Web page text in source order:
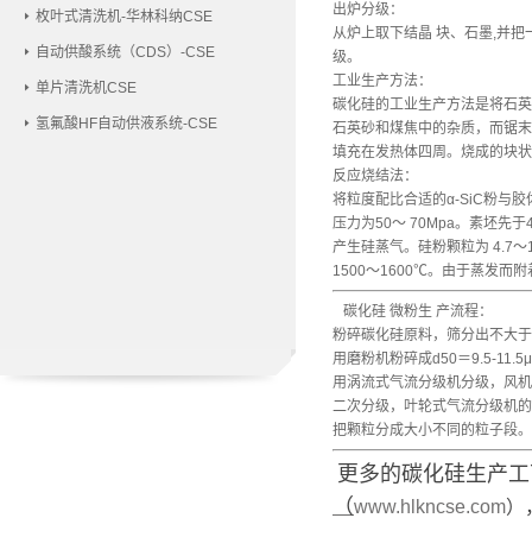
枚叶式清洗机-华林科纳CSE
自动供酸系统（CDS）-CSE
单片清洗机CSE
氢氟酸HF自动供液系统-CSE
出炉分级：
从炉上取下结晶 块、石墨,并
级。
工业生产方法：
碳化硅的工业生产方法是将石
石英砂和煤焦中的杂质，而锯
填充在发热体四周。烧成的块
反应烧结法：
将粒度配比合适的α-SiC粉与
压力为50～ 70Mpa。素坯先
产生硅蒸气。硅粉颗粒为 4.7
1500～1600℃。由于蒸发而附
碳化硅 微粉生 产流程：
粉碎碳化硅原料，筛分出不大
用磨粉机粉碎成d50＝9.5-
用涡流式气流分级机分级，风
二次分级，叶轮式气流分级机
把颗粒分成大小不同的粒子段
更多的碳化硅生产
（www.hlkncse.com）